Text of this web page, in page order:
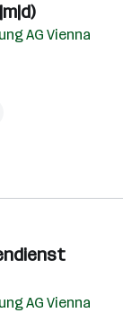
AG Vienna
AG Vienna